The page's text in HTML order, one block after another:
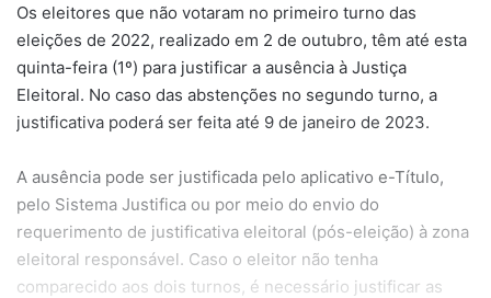
Os eleitores que não votaram no primeiro turno das
eleições de 2022, realizado em 2 de outubro, têm até esta
quinta-feira (1º) para justificar a ausência à Justiça
Eleitoral. No caso das abstenções no segundo turno, a
justificativa poderá ser feita até 9 de janeiro de 2023.
A ausência pode ser justificada pelo aplicativo e-Título,
pelo Sistema Justifica ou por meio do envio do
requerimento de justificativa eleitoral (pós-eleição) à zona
eleitoral responsável. Caso o eleitor não tenha
comparecido aos dois turnos, é necessário justificar as